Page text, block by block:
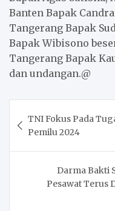
Banten Bapak
Tangerang Bapak
BapakWibisono
Tangerang Bapak
dan undangan.@
navigation
TNI Fokus Pada
Pemilu 2024
Darma Bakti
Pesawat Terus